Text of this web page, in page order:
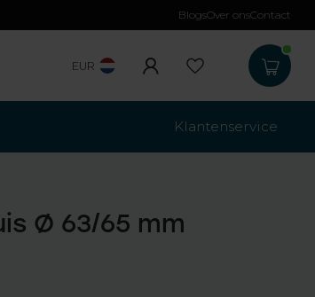
Gratis verzending
BlogsOver onsContact
EUR
Klantenservice
Ø 63/65 mm